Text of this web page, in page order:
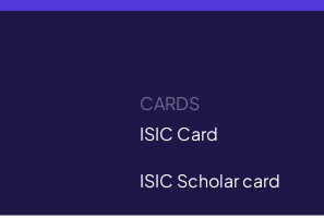
CARDS
ISIC Card
ISIC Scholar card